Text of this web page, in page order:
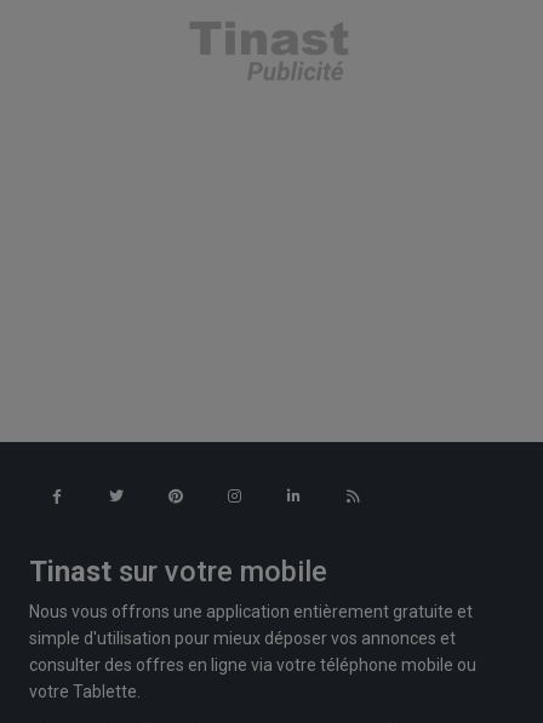
Tinast sur votre mobile
Nous vous offrons une application entièrement gratuite et
simple d'utilisation pour mieux déposer vos annonces et
consulter des offres en ligne via votre téléphone mobile ou
votre Tablette.